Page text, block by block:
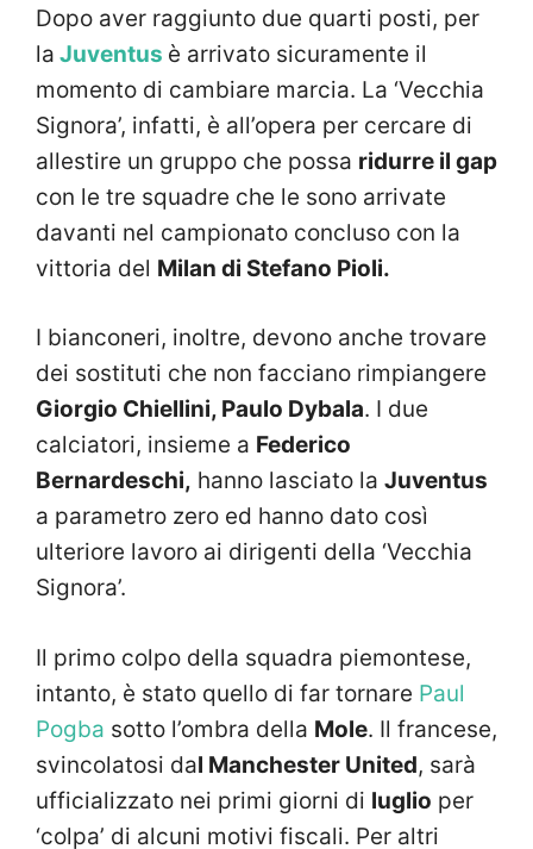
Dopo aver raggiunto due quarti posti, per
la Juventus è arrivato sicuramente il
momento di cambiare marcia. La ‘Vecchia
Signora’, infatti, è all’opera per cercare di
allestire un gruppo che possa ridurre il gap
con le tre squadre che le sono arrivate
davanti nel campionato concluso con la
vittoria del Milan di Stefano Pioli.
I bianconeri, inoltre, devono anche trovare
dei sostituti che non facciano rimpiangere
Giorgio Chiellini, Paulo Dybala. I due
calciatori, insieme a Federico
Bernardeschi, hanno lasciato la Juventus
a parametro zero ed hanno dato così
ulteriore lavoro ai dirigenti della ‘Vecchia
Signora’.
Il primo colpo della squadra piemontese,
intanto, è stato quello di far tornare Paul
Pogba sotto l’ombra della Mole. Il francese,
svincolatosi dal Manchester United, sarà
ufficializzato nei primi giorni di luglio per
‘colpa’ di alcuni motivi fiscali. Per altri